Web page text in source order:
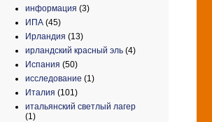
информация (3)
ИПА (45)
Ирландия (13)
ирландский красный эль (4)
Испания (50)
исследование (1)
Италия (101)
итальянский светлый лагер
(1)